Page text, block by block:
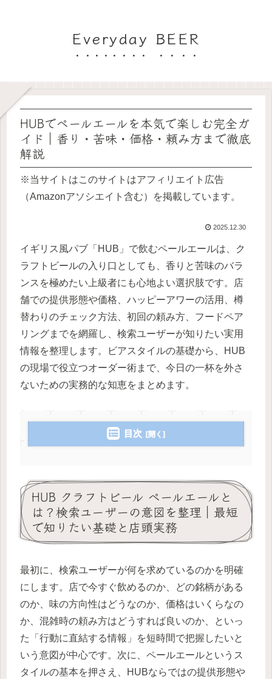
Everyday BEER
HUBでペールエールを本気で楽しむ完全ガ
イド｜香り・苦味・価格・頼み方まで徹底
解説
※当サイトはこのサイトはアフィリエイト広告
（Amazonアソシエイト含む）を掲載しています。
2025.12.30
イギリス風パブ「HUB」で飲むペールエールは、ク
ラフトビールの入り口としても、香りと苦味のバラ
ンスを極めたい上級者にも心地よい選択肢です。店
舗での提供形態や価格、ハッピーアワーの活用、樽
替わりのチェック方法、初回の頼み方、フードペア
リングまでを網羅し、検索ユーザーが知りたい実用
情報を整理します。ビアスタイルの基礎から、HUB
の現場で役立つオーダー術まで、今日の一杯を外さ
ないための実務的な知恵をまとめます。
目次
HUB クラフトビール ペールエールと
は？検索ユーザーの意図を整理｜最短
で知りたい基礎と店頭実務
最初に、検索ユーザーが何を求めているのかを明確
にします。店で今すぐ飲めるのか、どの銘柄がある
のか、味の方向性はどうなのか、価格はいくらなの
か、混雑時の頼み方はどうすれば良いのか、といっ
た「行動に直結する情報」を短時間で把握したいと
いう意図が中心です。次に、ペールエールというス
タイルの基本を押さえ、HUBならではの提供形態や